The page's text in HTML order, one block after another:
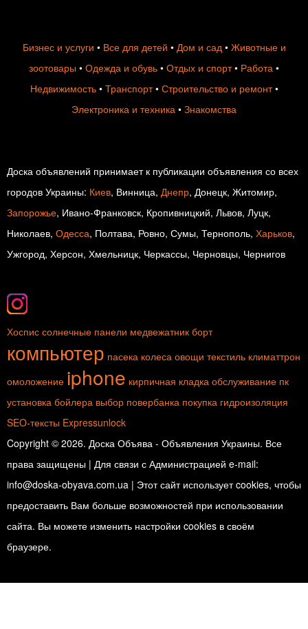
Бизнес и услуги • Все для детей • Дом и сад• Животные и
зоотовары • Одежда и обувь • Отдых и спорт• Работа •
Недвижимость• Транспорт• Строительство и ремонт•
Электроника и техника • Знакомства
Доска объявлений принимает к публикации объявления со всех
городов Украины: Киев, Винница, Днепр, Донецк, Житомир,
Запорожье, Ивано-Франковск, Кропивницкий, Львов, Луцк,
Николаев, Одесса, Полтава, Ровно, Сумы, Тернополь, Харьков,
Ужгород, Херсон, Хмельницк, Черкассы, Черновцы, Чернигов
Хоспис солнечные панели медвежатник борт
компьютер пасека колеса овощи текстиль климаттрон
омоложение iphone кирпичная кладка обслуживание пк
установка бойлера выбор повербанка покупка гидроизоляция
SEO-тексты Expressunlock
Copyright © 2026. Доска Объява - Объявления Украины. Все
права защищены | Для связи с Администрацией e-mail:
info@doska-obyava.com.ua | Этот сайт использует cookies, чтобы
предоставить Вам больше возможностей при использовании
сайта. Вы можете изменить настройки cookies в своём
браузере.